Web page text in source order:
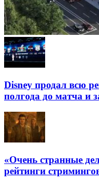
Disney продал всю
полгода до матча и
«Очень странные
рейтинги